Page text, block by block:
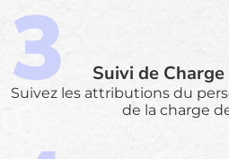
Suivi de
Suivez les attributions du
de la charge